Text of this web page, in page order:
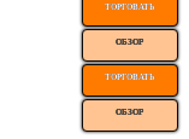
ТОРГОВАТЬ
ОБЗОР
ТОРГОВАТЬ
ОБЗОР